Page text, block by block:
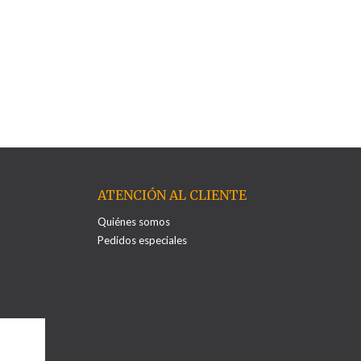
ATENCIÓN AL CLIENTE
Quiénes somos
Pedidos especiales